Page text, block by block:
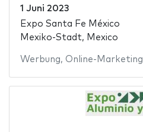
1 Juni 2023
Expo Santa Fe México
Mexiko-Stadt, Mexico
Werbung, Online-Marketing